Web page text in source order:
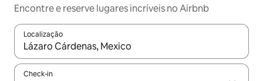
Encontre e reserve lugares incríveis no Airbnb
Localização
Quando os resultados estiverem disponíveis, explore-os
Check-in